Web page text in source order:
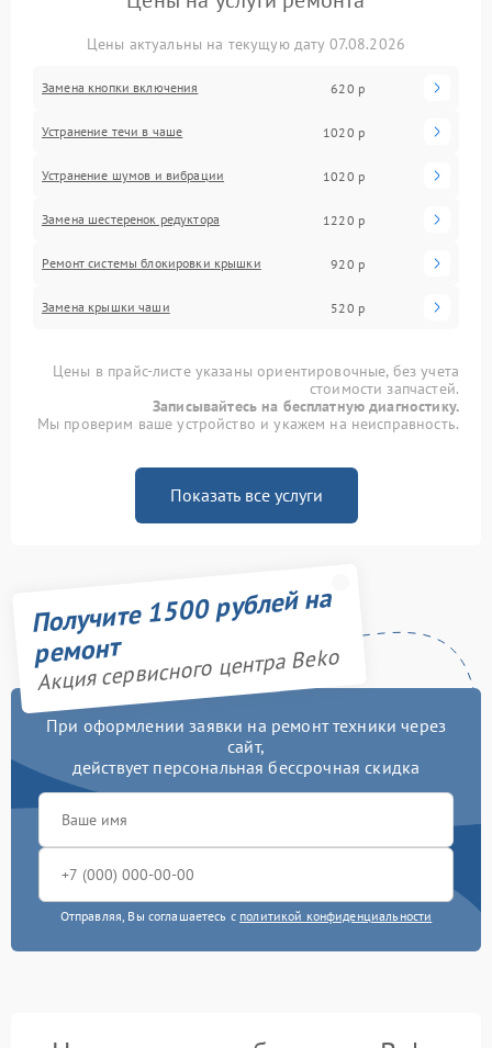
Цены актуальны на текущую дату 07.08.2026
Замена кнопки включения 620 р
Устранение течи в чаше 1020 р
Устранение шумов и вибрации 1020 р
Замена шестеренок редуктора 1220 р
Ремонт системы блокировки крышки 920 р
Замена крышки чаши 520 р
Цены в прайс-листе указаны ориентировочные, без учета
стоимости запчастей.
Записывайтесь на бесплатную диагностику.
Мы проверим ваше устройство и укажем на неисправность.
Показать все услуги
Получите 1500 рублей на
ремонт
Акция сервисного центра Beko
При оформлении заявки на ремонт техники через
сайт,
действует персональная бессрочная скидка
Отправляя, Вы соглашаетесь с политикой конфиденциальности